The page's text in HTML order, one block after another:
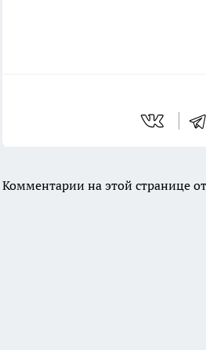
Комментарии на этой странице